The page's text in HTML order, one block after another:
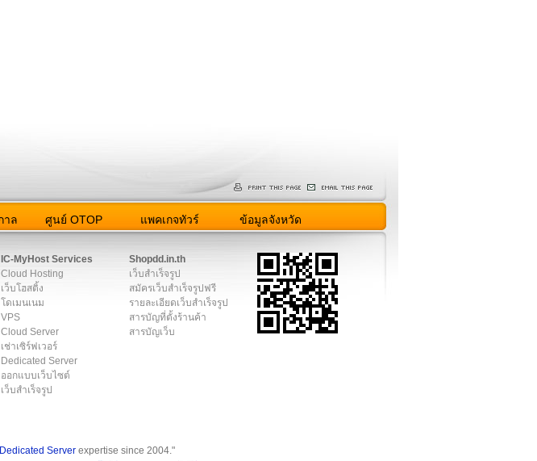
าล ศูนย์ OTOP แพคเกจทัวร์ ข้อมูลจังหวัด
IC-MyHost Services
Cloud Hosting
เว็บโฮสติ้ง
โดเมนเนม
VPS
Cloud Server
เช่าเซิร์ฟเวอร์
Dedicated Server
ออกแบบเว็บไซต์
เว็บสำเร็จรูป
Shopdd.in.th
เว็บสำเร็จรูป
สมัครเว็บสำเร็จรูปฟรี
รายละเอียดเว็บสำเร็จรูป
สารบัญที่ตั้งร้านค้า
สารบัญเว็บ
Serverexpertise since 2004."